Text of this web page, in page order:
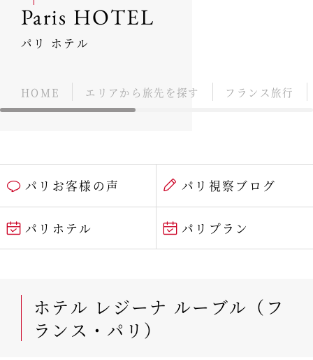
Paris HOTEL
パリ ホテル
HOME エリアから旅先を探す フランス旅行
パリお客様の声 パリ視察ブログ
パリホテル パリプラン
ホテル レジーナ ルーブル（フ
ランス・パリ）